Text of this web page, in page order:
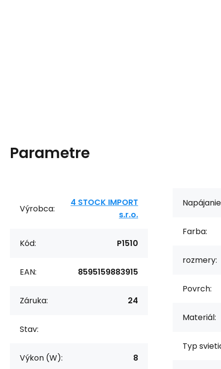
Parametre
Výrobca:
4 STOCK IMPORT
s.r.o.
Kód: P1510
EAN: 8595159883915
Záruka: 24
Stav:
Výkon (W): 8
Farba:
rozmery:
Povrch:
Materiál:
Typ